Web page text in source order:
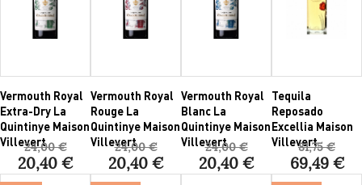
Vermouth Royal
Extra-Dry La
Quintinye Maison
Villevert24,00 €
20,40 €
Vermouth Royal
Rouge La
Quintinye Maison
Villevert24,00 €
20,40 €
Vermouth Royal
Blanc La
Quintinye Maison
Villevert24,00 €
20,40 €
Tequila
Reposado
Excellia Maison
Villevert81,75 €
69,49 €